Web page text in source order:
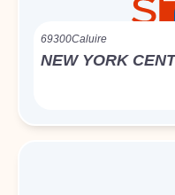
69300Caluire
NEW YORK